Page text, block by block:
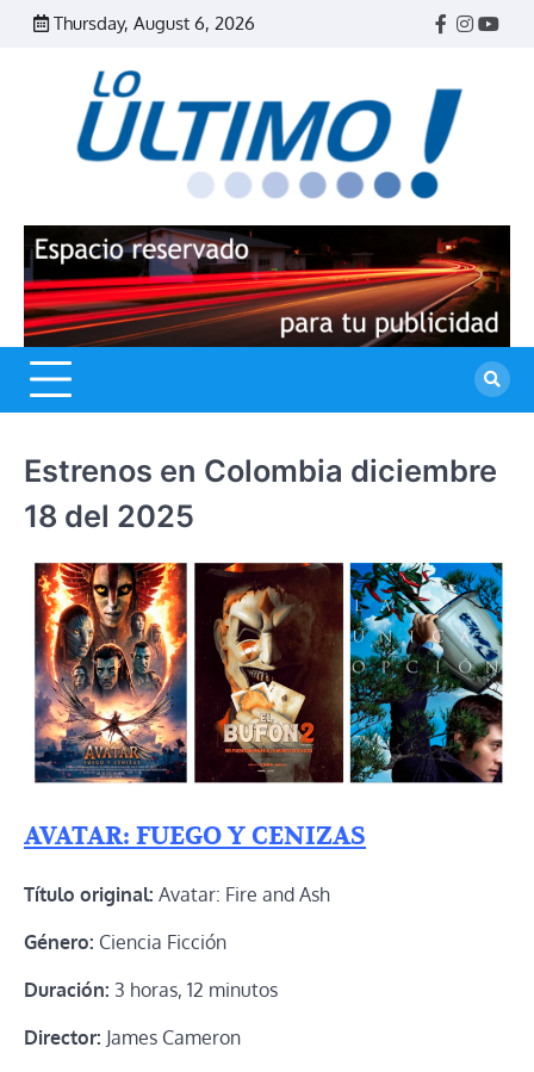
Skip
Thursday, August 6, 2026
Facebook
Estrenos en Colombia diciembre
18 del 2025
AVATAR: FUEGO Y CENIZAS
Título original: Avatar: Fire and Ash
Género: Ciencia Ficción
Duración: 3 horas, 12 minutos
Director: James Cameron